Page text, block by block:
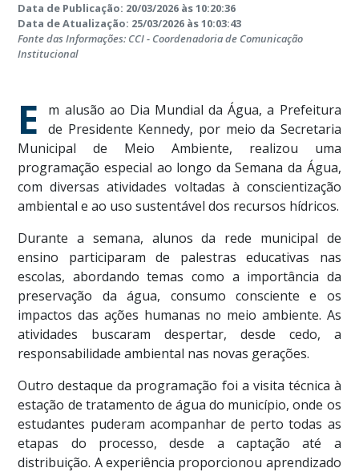
Data de Publicação: 20/03/2026 às 10:20:36
Data de Atualização: 25/03/2026 às 10:03:43
Fonte das Informações: CCI - Coordenadoria de Comunicação
Institucional
E
m alusão ao Dia Mundial da Água, a Prefeitura
de Presidente Kennedy, por meio da Secretaria
Municipal de Meio Ambiente, realizou uma
programação especial ao longo da Semana da Água,
com diversas atividades voltadas à conscientização
ambiental e ao uso sustentável dos recursos hídricos.
Durante a semana, alunos da rede municipal de
ensino participaram de palestras educativas nas
escolas, abordando temas como a importância da
preservação da água, consumo consciente e os
impactos das ações humanas no meio ambiente. As
atividades buscaram despertar, desde cedo, a
responsabilidade ambiental nas novas gerações.
Outro destaque da programação foi a visita técnica à
estação de tratamento de água do município, onde os
estudantes puderam acompanhar de perto todas as
etapas do processo, desde a captação até a
distribuição. A experiência proporcionou aprendizado